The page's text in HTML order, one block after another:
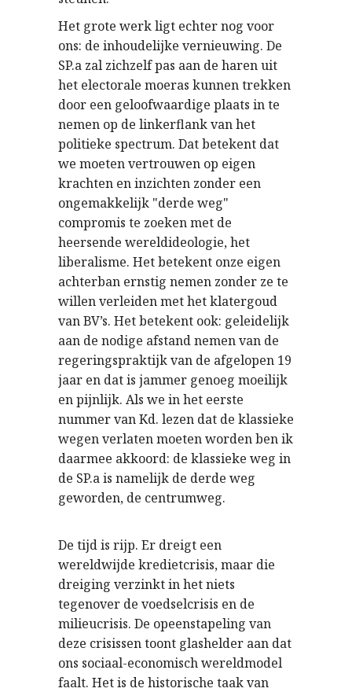
Het grote werk ligt echter nog voor
ons: de inhoudelijke vernieuwing. De
SP.a zal zichzelf pas aan de haren uit
het electorale moeras kunnen trekken
door een geloofwaardige plaats in te
nemen op de linkerflank van het
politieke spectrum. Dat betekent dat
we moeten vertrouwen op eigen
krachten en inzichten zonder een
ongemakkelijk "derde weg"
compromis te zoeken met de
heersende wereldideologie, het
liberalisme. Het betekent onze eigen
achterban ernstig nemen zonder ze te
willen verleiden met het klatergoud
van BV’s. Het betekent ook: geleidelijk
aan de nodige afstand nemen van de
regeringspraktijk van de afgelopen 19
jaar en dat is jammer genoeg moeilijk
en pijnlijk. Als we in het eerste
nummer van Kd. lezen dat de klassieke
wegen verlaten moeten worden ben ik
daarmee akkoord: de klassieke weg in
de SP.a is namelijk de derde weg
geworden, de centrumweg.
De tijd is rijp. Er dreigt een
wereldwijde kredietcrisis, maar die
dreiging verzinkt in het niets
tegenover de voedselcrisis en de
milieucrisis. De opeenstapeling van
deze crisissen toont glashelder aan dat
ons sociaal-economisch wereldmodel
faalt. Het is de historische taak van